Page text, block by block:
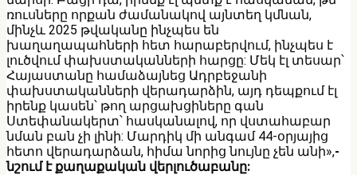
ռուսները որքան ժամանակով այնտեղ կմնան,
մինչև 2025 թվականը ինչպես են
խաղաղապահների հետ հարաբերվում, ինչպես է
լուծվում փախստականների հարցը: Մեկ էլ տեսար՝
Հայաստանը համաձայնեց Ադրբեջանի
փախստականների վերադարձին, այդ դեպքում էլ
իրենք կասեն՝ թող արցախցիները գան
Ստեփանակերտ՝ հասկանալով, որ վստահաբար
նման բան չի լինի: Մարդիկ մի անգամ 44-օրյայից
հետո վերադարձան, հիմա նորից նույնը չեն անի»,-
նշում է քաղաքական վերլուծաբանը: